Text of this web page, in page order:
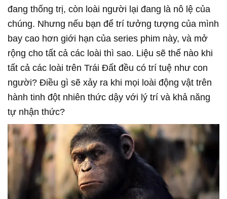
đang thống trị, còn loài người lại đang là nô lệ của
chúng. Nhưng nếu bạn để trí tưởng tượng của mình
bay cao hơn giới hạn của series phim này, và mở
rộng cho tất cả các loài thì sao. Liệu sẽ thế nào khi
tất cả các loài trên Trái Đất đều có trí tuệ như con
người? Điều gì sẽ xảy ra khi mọi loài động vật trên
hành tinh đột nhiên thức dậy với lý trí và khả năng
tự nhận thức?